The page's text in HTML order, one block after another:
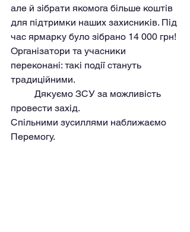
але й зібрати якомога більше коштів
для підтримки наших захисників. Під
час ярмарку було зібрано 14 000 грн!
Організатори та учасники
переконані: такі події стануть
традиційними.
провести захід.
Спільними зусиллями наближаємо
Перемогу.